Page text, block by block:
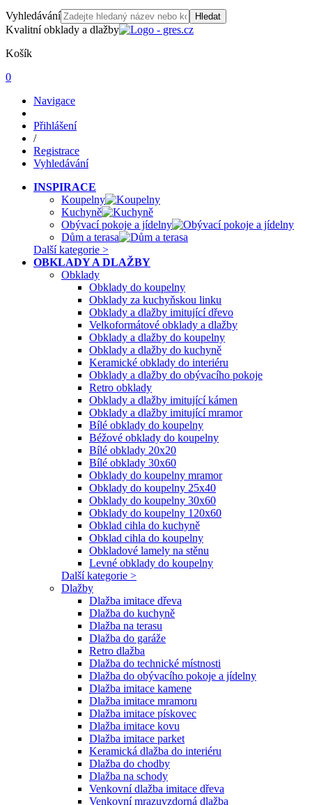
Vyhledávání Hledat
Kvalitní obklady a dlažby
Košík
0
Navigace
Přihlášení
/
Registrace
Vyhledávání
INSPIRACE
Koupelny
Kuchyně
Obývací pokoje a jídelny
Dům a terasa
Další kategorie >
OBKLADY A DLAŽBY
Obklady
Obklady do koupelny
Obklady za kuchyňskou linku
Obklady a dlažby imitující dřevo
Velkoformátové obklady a dlažby
Obklady a dlažby do koupelny
Obklady a dlažby do kuchyně
Keramické obklady do interiéru
Obklady a dlažby do obývacího pokoje
Retro obklady
Obklady a dlažby imitující kámen
Obklady a dlažby imitující mramor
Bílé obklady do koupelny
Béžové obklady do koupelny
Bílé obklady 20x20
Bílé obklady 30x60
Obklady do koupelny mramor
Obklady do koupelny 25x40
Obklady do koupelny 30x60
Obklady do koupelny 120x60
Obklad cihla do kuchyně
Obklad cihla do koupelny
Obkladové lamely na stěnu
Levné obklady do koupelny
Další kategorie >
Dlažby
Dlažba imitace dřeva
Dlažba do kuchyně
Dlažba na terasu
Dlažba do garáže
Retro dlažba
Dlažba do technické místnosti
Dlažba do obývacího pokoje a jídelny
Dlažba imitace kamene
Dlažba imitace mramoru
Dlažba imitace pískovec
Dlažba imitace kovu
Dlažba imitace parket
Keramická dlažba do interiéru
Dlažba do chodby
Dlažba na schody
Venkovní dlažba imitace dřeva
Venkovní mrazuvzdorná dlažba